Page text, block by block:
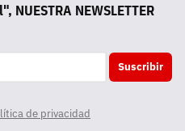
NUESTRA NEWSLETTER
Suscribir
de privacidad